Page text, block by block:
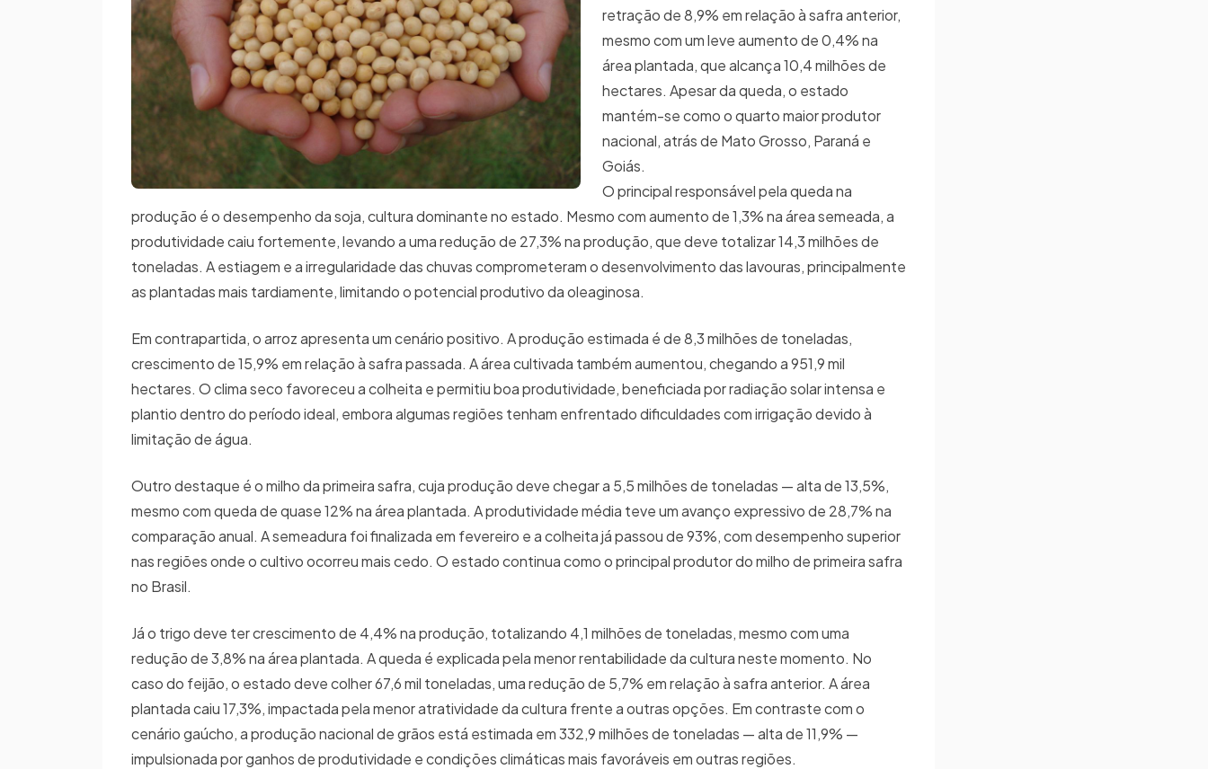
retração de 8,9% em relação à safra anterior,
mesmo com um leve aumento de 0,4% na
área plantada, que alcança 10,4 milhões de
hectares. Apesar da queda, o estado
mantém-se como o quarto maior produtor
nacional, atrás de Mato Grosso, Paraná e
Goiás.
O principal responsável pela queda na
produção é o desempenho da soja, cultura dominante no estado. Mesmo com aumento de 1,3% na área semeada, a
produtividade caiu fortemente, levando a uma redução de 27,3% na produção, que deve totalizar 14,3 milhões de
toneladas. A estiagem e a irregularidade das chuvas comprometeram o desenvolvimento das lavouras, principalmente
as plantadas mais tardiamente, limitando o potencial produtivo da oleaginosa.
Em contrapartida, o arroz apresenta um cenário positivo. A produção estimada é de 8,3 milhões de toneladas,
crescimento de 15,9% em relação à safra passada. A área cultivada também aumentou, chegando a 951,9 mil
hectares. O clima seco favoreceu a colheita e permitiu boa produtividade, beneficiada por radiação solar intensa e
plantio dentro do período ideal, embora algumas regiões tenham enfrentado dificuldades com irrigação devido à
limitação de água.
Outro destaque é o milho da primeira safra, cuja produção deve chegar a 5,5 milhões de toneladas — alta de 13,5%,
mesmo com queda de quase 12% na área plantada. A produtividade média teve um avanço expressivo de 28,7% na
comparação anual. A semeadura foi finalizada em fevereiro e a colheita já passou de 93%, com desempenho superior
nas regiões onde o cultivo ocorreu mais cedo. O estado continua como o principal produtor do milho de primeira safra
no Brasil.
Já o trigo deve ter crescimento de 4,4% na produção, totalizando 4,1 milhões de toneladas, mesmo com uma
redução de 3,8% na área plantada. A queda é explicada pela menor rentabilidade da cultura neste momento. No
caso do feijão, o estado deve colher 67,6 mil toneladas, uma redução de 5,7% em relação à safra anterior. A área
plantada caiu 17,3%, impactada pela menor atratividade da cultura frente a outras opções. Em contraste com o
cenário gaúcho, a produção nacional de grãos está estimada em 332,9 milhões de toneladas — alta de 11,9% —
impulsionada por ganhos de produtividade e condições climáticas mais favoráveis em outras regiões.